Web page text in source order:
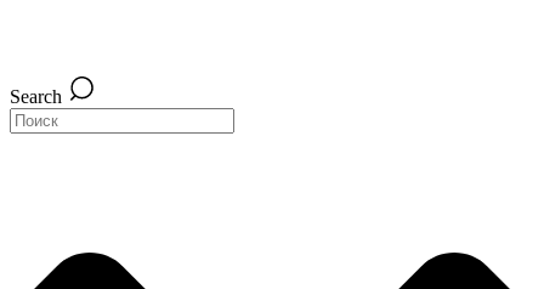
Search